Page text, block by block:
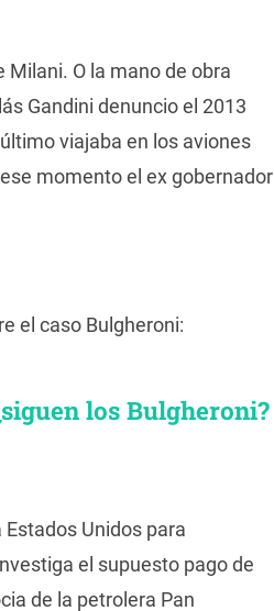
O la mano de obra
Gandini denuncio el 2013
viajaba en los aviones
momento el ex gobernador
el caso Bulgheroni:
los Bulgheroni?
Unidos para
el supuesto pago de
de la petrolera Pan